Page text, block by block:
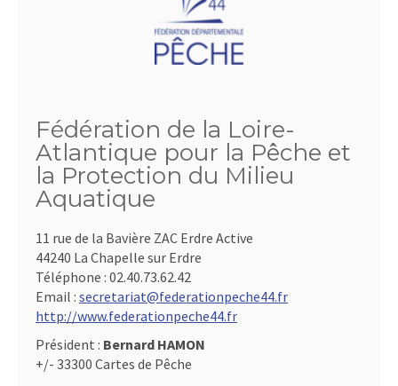
Fédération de la Loire-
Atlantique pour la Pêche et
la Protection du Milieu
Aquatique
11 rue de la Bavière ZAC Erdre Active
44240 La Chapelle sur Erdre
Téléphone : 02.40.73.62.42
Email : secretariat@federationpeche44.fr
http://www.federationpeche44.fr
Président : Bernard HAMON
+/- 33300 Cartes de Pêche